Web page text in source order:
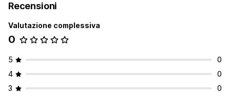
Recensioni
Valutazione complessiva
0
5
0
4
0
3
0